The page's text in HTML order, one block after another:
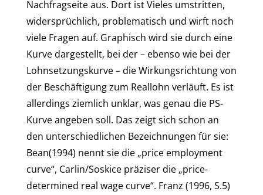
Nachfragseite aus. Dort ist Vieles umstritten,
widersprüchlich, problematisch und wirft noch
viele Fragen auf. Graphisch wird sie durch eine
Kurve dargestellt, bei der – ebenso wie bei der
Lohnsetzungskurve – die Wirkungsrichtung von
der Beschäftigung zum Reallohn verläuft. Es ist
allerdings ziemlich unklar, was genau die PS-
Kurve angeben soll. Das zeigt sich schon an
den unterschiedlichen Bezeichnungen für sie:
Bean(1994) nennt sie die „price employment
curve“, Carlin/Soskice präziser die „price-
determined real wage curve“. Franz (1996, S.5)